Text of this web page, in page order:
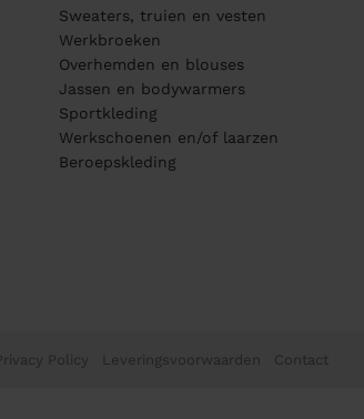
Sweaters, truien en vesten
Werkbroeken
Overhemden en blouses
Jassen en bodywarmers
Sportkleding
Werkschoenen en/of laarzen
Beroepskleding
Privacy Policy Leveringsvoorwaarden Contact